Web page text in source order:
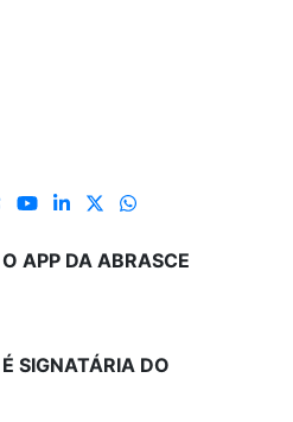
APP DA ABRASCE
SIGNATÁRIA DO